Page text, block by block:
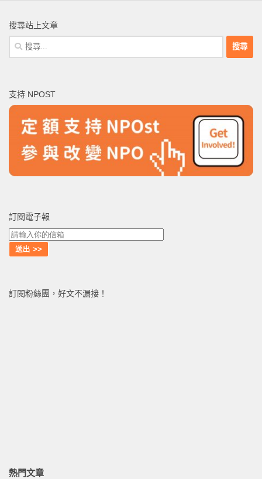
搜尋站上文章
搜
尋
字:
支持 NPOST
訂閱電子報
訂閱粉絲團，好文不漏接！
熱門文章